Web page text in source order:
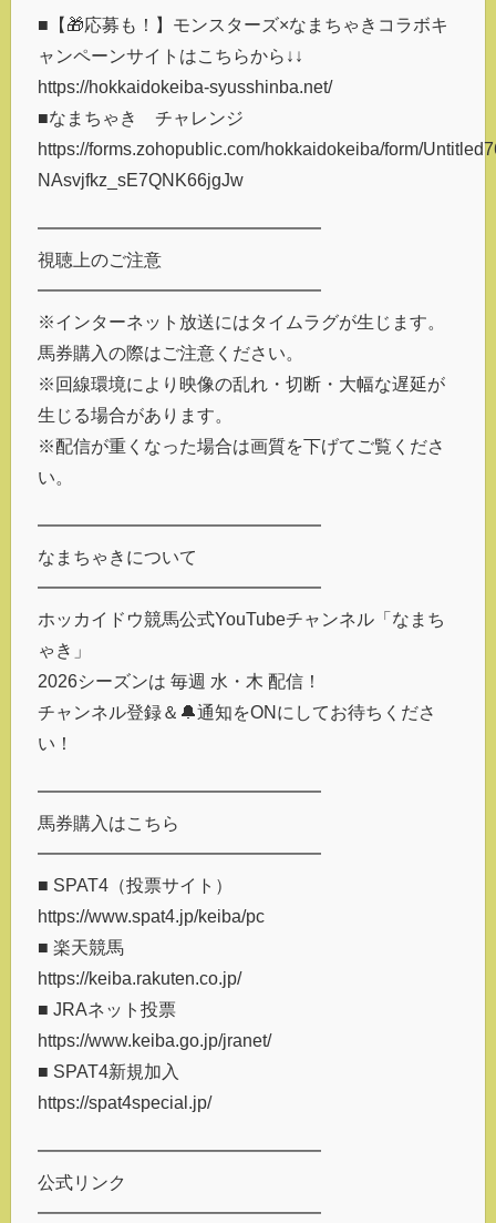
■【🎁応募も！】モンスターズ×なまちゃきコラボキ
ャンペーンサイトはこちらから↓↓
https://hokkaidokeiba-syusshinba.net/
■なまちゃき チャレンジ
https://forms.zohopublic.com/hokkaidokeiba/form/
NAsvjfkz_sE7QNK66jgJw
━━━━━━━━━━━━━━━━
視聴上のご注意
━━━━━━━━━━━━━━━━
※インターネット放送にはタイムラグが生じます。
馬券購入の際はご注意ください。
※回線環境により映像の乱れ・切断・大幅な遅延が
生じる場合があります。
※配信が重くなった場合は画質を下げてご覧くださ
い。
━━━━━━━━━━━━━━━━
なまちゃきについて
━━━━━━━━━━━━━━━━
ホッカイドウ競馬公式YouTubeチャンネル「なまち
ゃき」
2026シーズンは 毎週 水・木 配信！
チャンネル登録＆🔔通知をONにしてお待ちくださ
い！
━━━━━━━━━━━━━━━━
馬券購入はこちら
━━━━━━━━━━━━━━━━
■ SPAT4（投票サイト）
https://www.spat4.jp/keiba/pc
■ 楽天競馬
https://keiba.rakuten.co.jp/
■ JRAネット投票
https://www.keiba.go.jp/jranet/
■ SPAT4新規加入
https://spat4special.jp/
━━━━━━━━━━━━━━━━
公式リンク
━━━━━━━━━━━━━━━━